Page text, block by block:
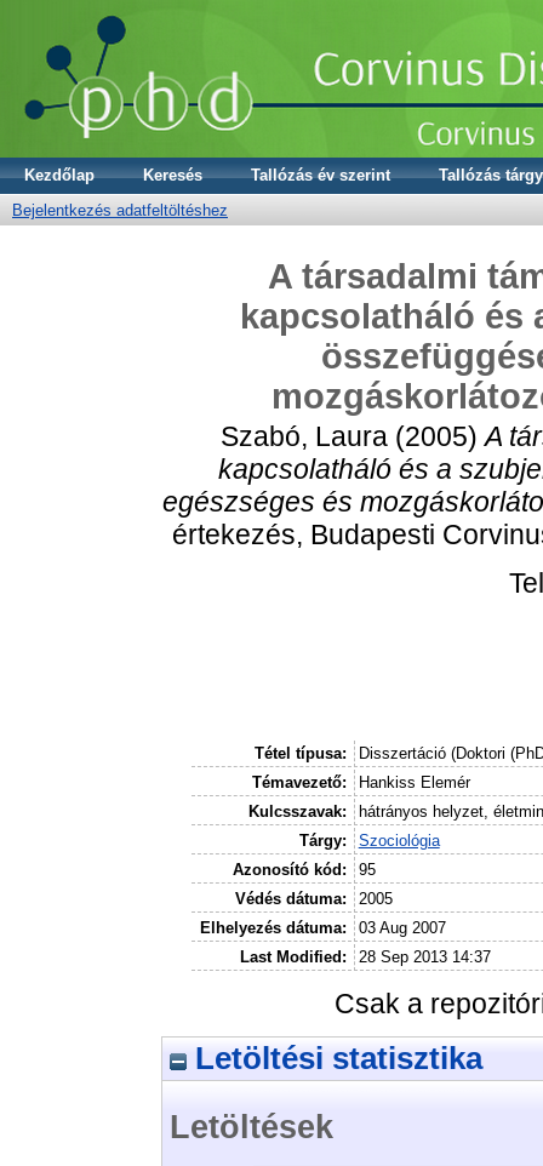
Kezdőlap Keresés Tallózás év szerint
Tallózás
Bejelentkezés adatfeltöltéshez
A társadalmi
kapcsolatháló és
Szabó, Laura(2005)A
kapcsolatháló és a
egészséges és
értekezés, Budapesti
Tétel típusa:
Disszertáció (Doktori
Témavezető:
Hankiss Elemér
Kulcsszavak:
hátrányos helyzet,
Tárgy:
Szociológia
Azonosító kód:
95
Védés dátuma:
2005
Elhelyezés dátuma:
03 Aug 2007
Last Modified:
28 Sep 2013 14:37
Csak a
Letöltési statisztika
Letöltések